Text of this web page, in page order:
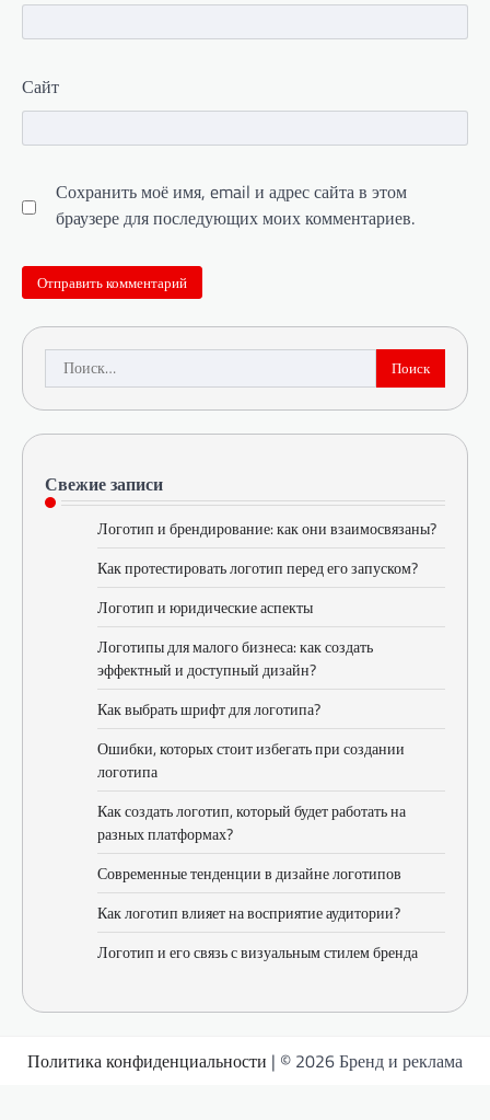
Сайт
Сохранить моё имя, email и адрес сайта в этом
браузере для последующих моих комментариев.
Найти:
Свежие записи
Логотип и брендирование: как они взаимосвязаны?
Как протестировать логотип перед его запуском?
Логотип и юридические аспекты
Логотипы для малого бизнеса: как создать
эффектный и доступный дизайн?
Как выбрать шрифт для логотипа?
Ошибки, которых стоит избегать при создании
логотипа
Как создать логотип, который будет работать на
разных платформах?
Современные тенденции в дизайне логотипов
Как логотип влияет на восприятие аудитории?
Логотип и его связь с визуальным стилем бренда
Политика конфиденциальности | © 2026 Бренд и реклама